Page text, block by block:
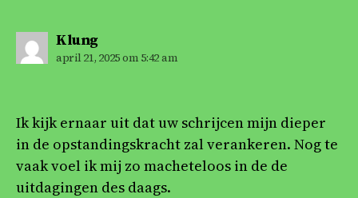
Klungzegt:
april 21, 2025 om 5:42 am
Ik kijk ernaar uit dat uw schrijcen mijn dieper
in de opstandingskracht zal verankeren. Nog te
vaak voel ik mij zo macheteloos in de de
uitdagingen des daags.